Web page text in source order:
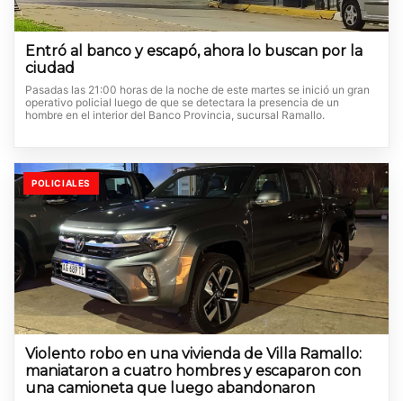
Entró al banco y escapó, ahora lo buscan por la
ciudad
Pasadas las 21:00 horas de la noche de este martes se inició un gran
operativo policial luego de que se detectara la presencia de un
hombre en el interior del Banco Provincia, sucursal Ramallo.
POLICIALES
Violento robo en una vivienda de Villa Ramallo:
maniataron a cuatro hombres y escaparon con
una camioneta que luego abandonaron